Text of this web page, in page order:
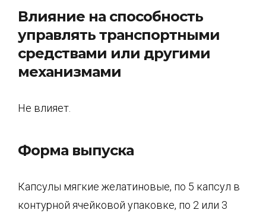
Влияние на способность
управлять транспортными
средствами или другими
механизмами
Не влияет.
Форма выпуска
Капсулы мягкие желатиновые, по 5 капсул в
контурной ячейковой упаковке, по 2 или 3